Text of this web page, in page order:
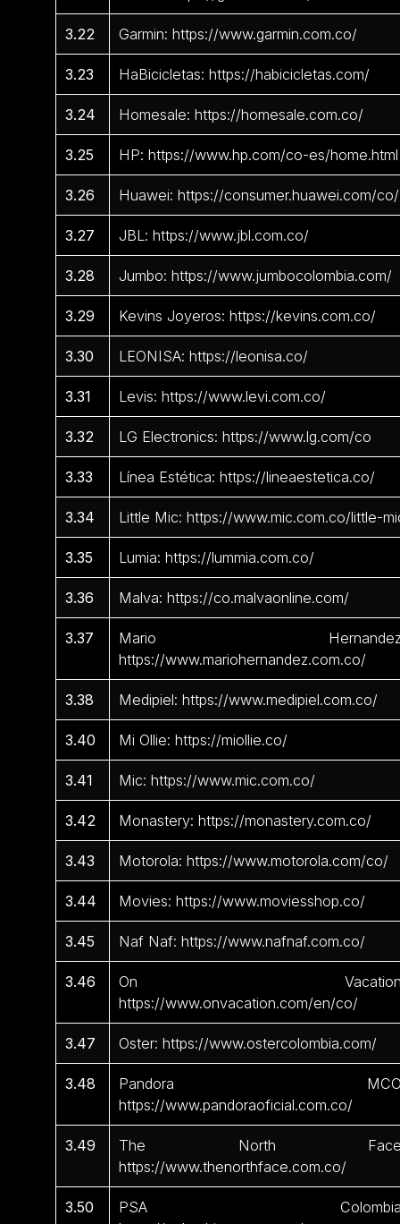
3.22 Garmin: https://www.garmin.com.co/
3.23 HaBicicletas: https://habicicletas.com/
3.24 Homesale: https://homesale.com.co/
3.25 HP: https://www.hp.com/co-es/home.html
3.26 Huawei: https://consumer.huawei.com/co/
3.27 JBL: https://www.jbl.com.co/
3.28 Jumbo: https://www.jumbocolombia.com/
3.29 Kevins Joyeros: https://kevins.com.co/
3.30 LEONISA: https://leonisa.co/
3.31 Levis: https://www.levi.com.co/
3.32 LG Electronics: https://www.lg.com/co
3.33 Línea Estética: https://lineaestetica.co/
3.34 Little Mic: https://www.mic.com.co/little-
3.35 Lumia: https://lummia.com.co/
3.36 Malva: https://co.malvaonline.com/
3.37
Mario
https://www.mariohernandez.com.co/
3.38 Medipiel: https://www.medipiel.com.co/
3.40 Mi Ollie: https://miollie.co/
3.41 Mic: https://www.mic.com.co/
3.42 Monastery: https://monastery.com.co/
3.43 Motorola: https://www.motorola.com/co/
3.44 Movies: https://www.moviesshop.co/
3.45 Naf Naf: https://www.nafnaf.com.co/
3.46
On
https://www.onvacation.com/en/co/
3.47 Oster: https://www.ostercolombia.com/
3.48
Pandora
https://www.pandoraoficial.com.co/
3.49
The North
https://www.thenorthface.com.co/
3.50
PSA